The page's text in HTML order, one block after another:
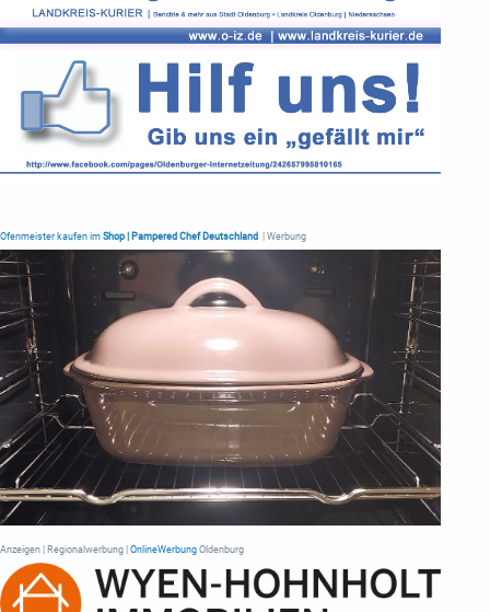
Ofenmeister kaufen im Shop | Pampered Chef Deutschland | Werbung
Anzeigen | Regionalwerbung | OnlineWerbung Oldenburg